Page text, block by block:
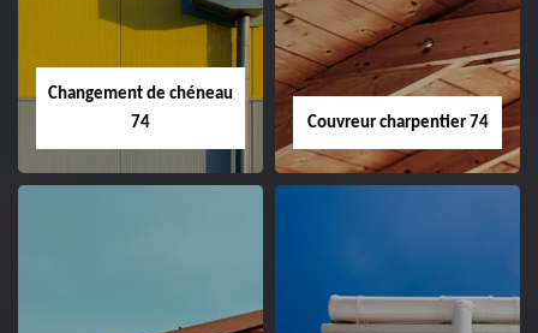
Changement de chéneau
74
Couvreur charpentier 74